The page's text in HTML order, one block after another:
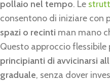
pollaio nel tempo. Le
consentono di iniziare con
spazi o recinti man mano
Questo approccio
principianti di avvicinarsi
graduale, senza dover